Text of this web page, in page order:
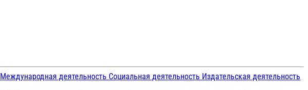
Международная деятельность Социальная деятельность Издательская деятельность